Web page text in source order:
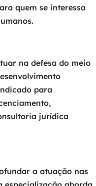
quem se interessa
na defesa do meio
para
jurídica
a atuação nas